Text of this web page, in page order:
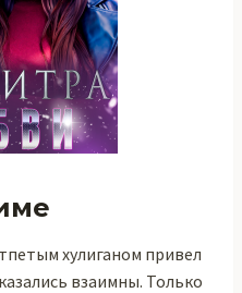
хулиганом привел
взаимны. Только